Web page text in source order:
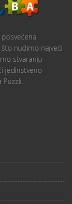
nudimo najveći
stvaranju
jedinstveno